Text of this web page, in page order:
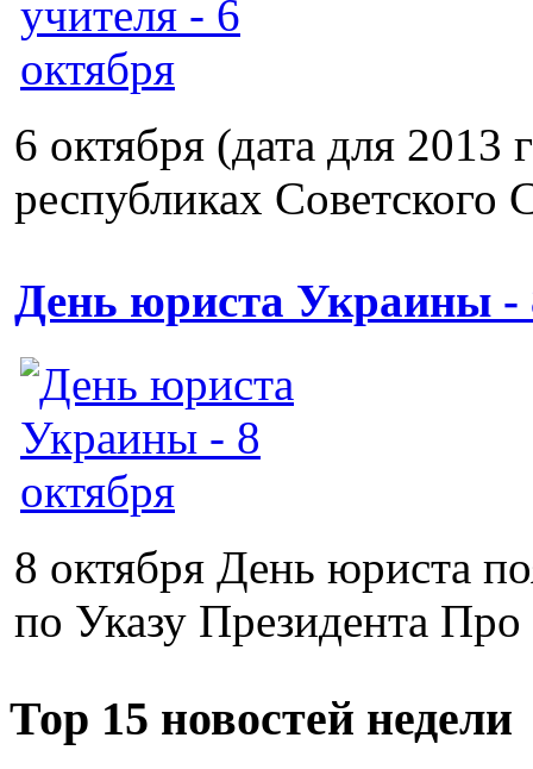
6 октября (дата для 2013
республиках Советского
День юриста Украины -
8 октября День юриста
по Указу Президента
Тор 15 новостей недели